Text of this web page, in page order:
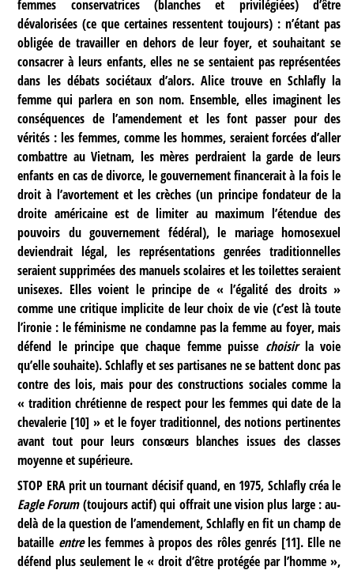
femmes conservatrices (blanches et privilégiées) d’être
dévalorisées (ce que certaines ressentent toujours) : n’étant pas
obligée de travailler en dehors de leur foyer, et souhaitant se
consacrer à leurs enfants, elles ne se sentaient pas représentées
dans les débats sociétaux d’alors. Alice trouve en Schlafly la
femme qui parlera en son nom. Ensemble, elles imaginent les
conséquences de l’amendement et les font passer pour des
vérités : les femmes, comme les hommes, seraient forcées d’aller
combattre au Vietnam, les mères perdraient la garde de leurs
enfants en cas de divorce, le gouvernement financerait à la fois le
droit à l’avortement et les crèches (un principe fondateur de la
droite américaine est de limiter au maximum l’étendue des
pouvoirs du gouvernement fédéral), le mariage homosexuel
deviendrait légal, les représentations genrées traditionnelles
seraient supprimées des manuels scolaires et les toilettes seraient
unisexes. Elles voient le principe de « l’égalité des droits »
comme une critique implicite de leur choix de vie (c’est là toute
l’ironie : le féminisme ne condamne pas la femme au foyer, mais
défend le principe que chaque femme puisse choisirla voie
qu’elle souhaite). Schlafly et ses partisanes ne se battent donc pas
contre des lois, mais pour des constructions sociales comme la
« tradition chrétienne de respect pour les femmes qui date de la
chevalerie [10] » et le foyer traditionnel, des notions pertinentes
avant tout pour leurs consœurs blanches issues des classes
moyenne et supérieure.
STOP ERA prit un tournant décisif quand, en 1975, Schlafly créa le
Eagle Forum(toujours actif) qui offrait une vision plus large : au-
delà de la question de l’amendement, Schlafly en fit un champ de
bataille entreles femmes à propos des rôles genrés [11]. Elle ne
défend plus seulement le « droit d’être protégée par l’homme »,